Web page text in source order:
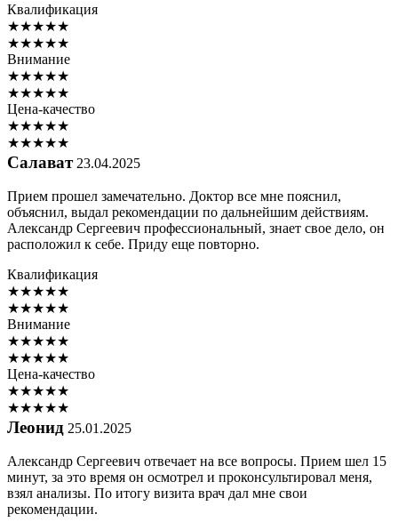
Квалификация
★★★★★
★★★★★
Внимание
★★★★★
★★★★★
Цена-качество
★★★★★
★★★★★
Салават 23.04.2025
Прием прошел замечательно. Доктор все мне пояснил,
объяснил, выдал рекомендации по дальнейшим действиям.
Александр Сергеевич профессиональный, знает свое дело, он
расположил к себе. Приду еще повторно.
Квалификация
★★★★★
★★★★★
Внимание
★★★★★
★★★★★
Цена-качество
★★★★★
★★★★★
Леонид 25.01.2025
Александр Сергеевич отвечает на все вопросы. Прием шел 15
минут, за это время он осмотрел и проконсультировал меня,
взял анализы. По итогу визита врач дал мне свои
рекомендации.